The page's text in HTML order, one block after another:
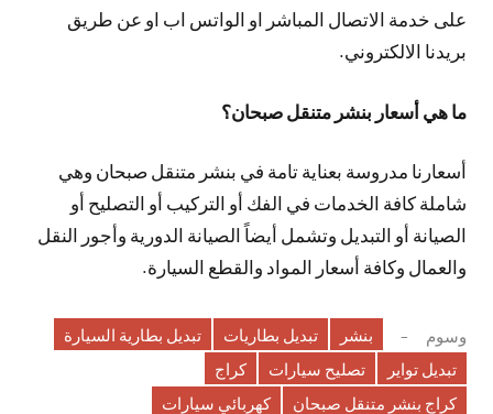
على خدمة الاتصال المباشر او الواتس اب او عن طريق
بريدنا الالكتروني.
ما هي أسعار بنشر متنقل صبحان؟
أسعارنا مدروسة بعناية تامة في بنشر متنقل صبحان وهي
شاملة كافة الخدمات في الفك أو التركيب أو التصليح أو
الصيانة أو التبديل وتشمل أيضاً الصيانة الدورية وأجور النقل
والعمال وكافة أسعار المواد والقطع السيارة.
وسوم بنشر تبديل بطاريات
تبديل بطارية السيارة
تبديل تواير
تصليح سيارات
كراج
كراج بنشر متنقل صبحان
كهربائي سيارات